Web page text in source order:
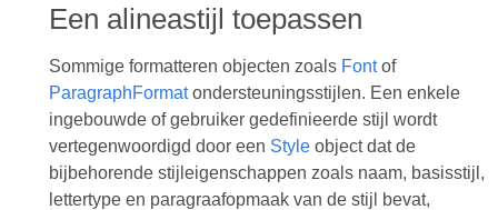
Een alineastijl toepassen
Sommige formatteren objecten zoals Fontof
ParagraphFormatondersteuningsstijlen. Een enkele
ingebouwde of gebruiker gedefinieerde stijl wordt
vertegenwoordigd door een Styleobject dat de
bijbehorende stijleigenschappen zoals naam, basisstijl,
lettertype en paragraafopmaak van de stijl bevat,